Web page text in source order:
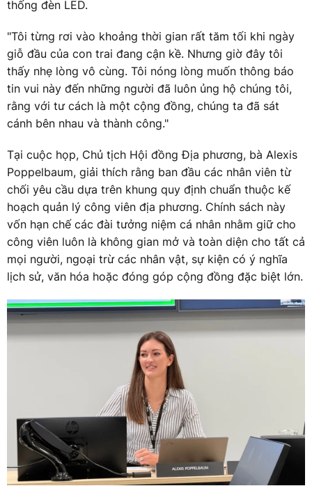
thống đèn LED.
"Tôi từng rơi vào khoảng thời gian rất tăm tối khi ngày
giỗ đầu của con trai đang cận kề. Nhưng giờ đây tôi
thấy nhẹ lòng vô cùng. Tôi nóng lòng muốn thông báo
tin vui này đến những người đã luôn ủng hộ chúng tôi,
rằng với tư cách là một cộng đồng, chúng ta đã sát
cánh bên nhau và thành công."
Tại cuộc họp, Chủ tịch Hội đồng Địa phương, bà Alexis
Poppelbaum, giải thích rằng ban đầu các nhân viên từ
chối yêu cầu dựa trên khung quy định chuẩn thuộc kế
hoạch quản lý công viên địa phương. Chính sách này
vốn hạn chế các đài tưởng niệm cá nhân nhằm giữ cho
công viên luôn là không gian mở và toàn diện cho tất cả
mọi người, ngoại trừ các nhân vật, sự kiện có ý nghĩa
lịch sử, văn hóa hoặc đóng góp cộng đồng đặc biệt lớn.